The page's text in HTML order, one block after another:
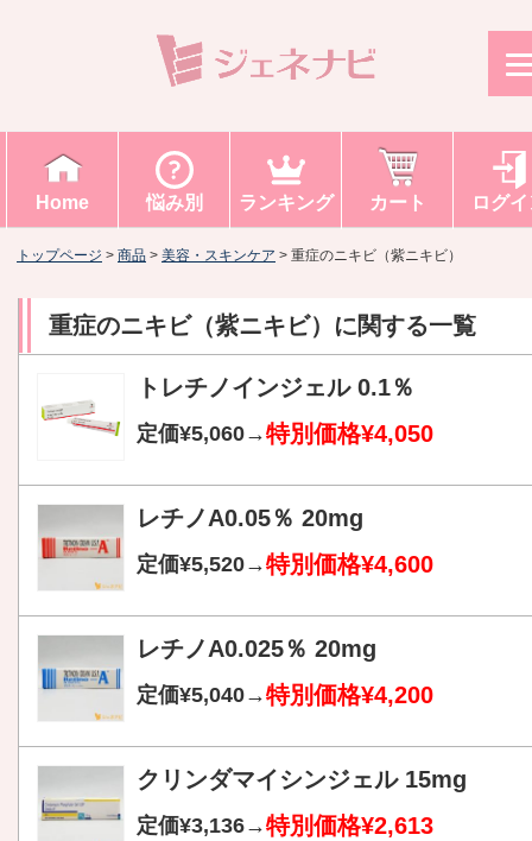
Home 悩み別 ランキング カート ログ
トップページ > 商品 > 美容・スキンケア > 重症のニキビ（紫ニキビ）
重症のニキビ（紫ニキビ） に関する一覧
トレチノインジェル 0.1％
定価¥5,060→特別価格¥4,050
レチノA0.05％ 20mg
定価¥5,520→特別価格¥4,600
レチノA0.025％ 20mg
定価¥5,040→特別価格¥4,200
クリンダマイシンジェル 15mg
定価¥3,136→特別価格¥2,613